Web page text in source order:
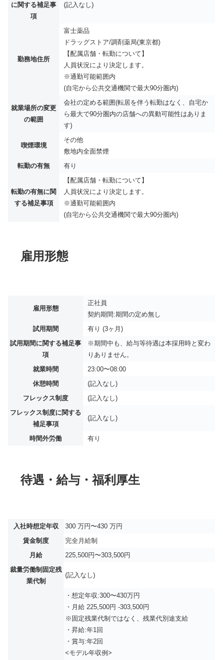
に関する補足事
項
(記入なし)
勤務地住所
富士薬品
ドラッグストア/調剤薬局(東京都)
【配属店舗・転勤について】
人員状況により決定します。
※通勤可能範囲内
(自宅から公共交通機関で最大90分圏内)
就業場所の変更
の範囲
会社の定める範囲(転居を伴う転勤はなく、自宅か
ら最大で90分圏内の店舗への異動可能性はありま
す)
喫煙環境
その他
敷地内全面禁煙
転勤の有無
有り
転勤の有無に関
する補足事項
【配属店舗・転勤について】
人員状況により決定します。
※通勤可能範囲内
(自宅から公共交通機関で最大90分圏内)
雇用形態
雇用形態
正社員
契約期間:期間の定め無し
試用期間
有り (3ヶ月)
試用期間に関する補足事
項
※期間中も、給与等待遇は本採用時と変わ
りありません。
就業時間
23:00〜08:00
休憩時間
(記入なし)
フレックス制度
(記入なし)
フレックス制度に関する
補足事項
(記入なし)
時間外労働 有り
待遇・給与・福利厚生
入社時想定年収
300 万円〜430 万円
賃金制度
完全月給制
月給
225,500円〜303,500円
裁量労働制固定残
業代制
(記入なし)
・想定年収:300〜430万円
・月給 225,500円 -303,500円
※固定残業代制ではなく、残業代別途支給
・昇給:年1回
・賞与:年2回
<モデル年収例>